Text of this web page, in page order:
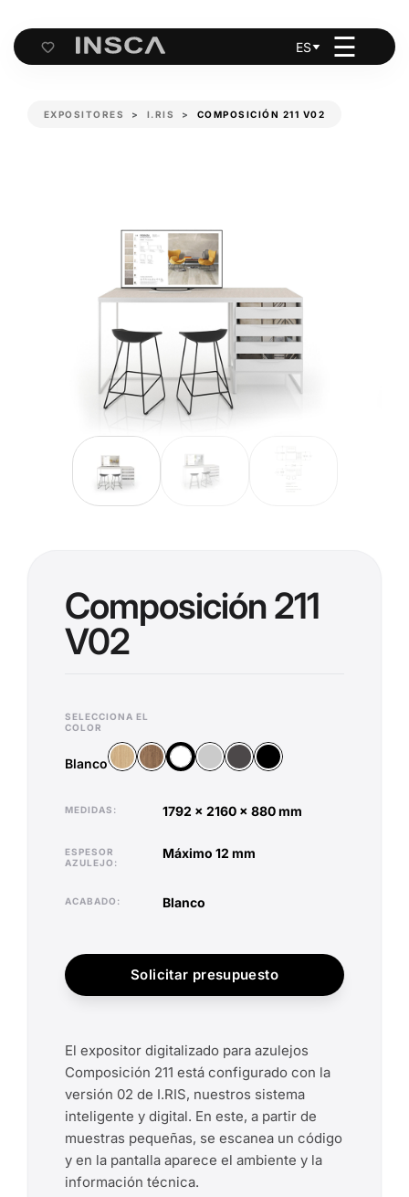
Cart
ES ☰
EXPOSITORES I.RIS COMPOSICIÓN 211 V02
Composición 211
V02
SELECCIONA EL
COLOR
Blanco
Madera Vicenza
Madera Old Oak
BlancoPlataAntracitaNegro
MEDIDAS 1792 x 2160 x 880 mm
ESPESOR
AZULEJO
máximo 12 mm
ACABADO blanco
Solicitar presupuesto
El expositor digitalizado para azulejos
Composición 211 está configurado con la
versión 02 de I.RIS, nuestros sistema
inteligente y digital. En este, a partir de
muestras pequeñas, se escanea un código
y en la pantalla aparece el ambiente y la
información técnica.